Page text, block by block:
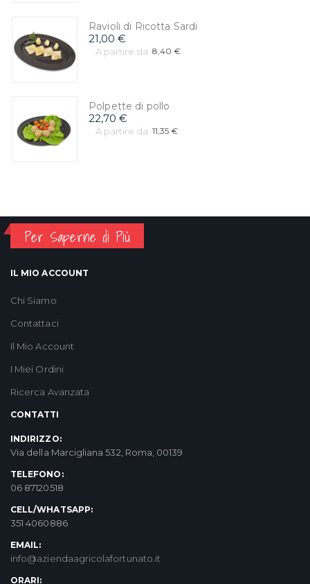
Ravioli di Ricotta Sardi
21,00 €
A partire da: 8,40 €
Polpette di pollo
22,70 €
A partire da: 11,35 €
Per Saperne di Più
IL MIO ACCOUNT
Chi Siamo
Contattaci
Il Mio Account
I Miei Ordini
Ricerca Avanzata
CONTATTI
INDIRIZZO:
Via della Marcigliana 532, Roma, 00139
TELEFONO:
06 87120518
CELL/WHATSAPP:
351 4060886
EMAIL:
info@aziendaagricolafortunato.it
ORARI: